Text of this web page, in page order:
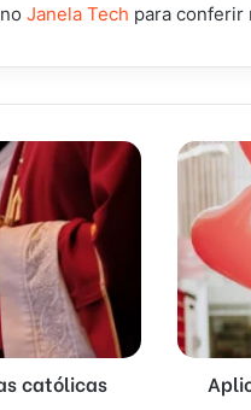
Janela Tech para conferir
católicas